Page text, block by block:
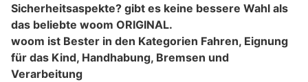
Sicherheitsaspekte? gibt es keine bessere Wahl als
das beliebte woom ORIGINAL.
woom ist Bester in den Kategorien Fahren, Eignung
für das Kind, Handhabung, Bremsen und
Verarbeitung